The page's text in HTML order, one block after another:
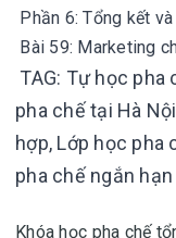
Phần 6: Tổng kết
Bài 59: Marketing
TAG: Tự học pha
pha chế tại Hà
hợp, Lớp học pha
pha chế ngắn hạn
Khóa học pha chế